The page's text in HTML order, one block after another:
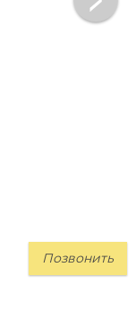
Позвонить